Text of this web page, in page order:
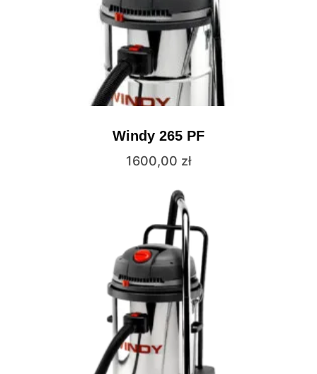
Windy 265 PF
1600,00 zł